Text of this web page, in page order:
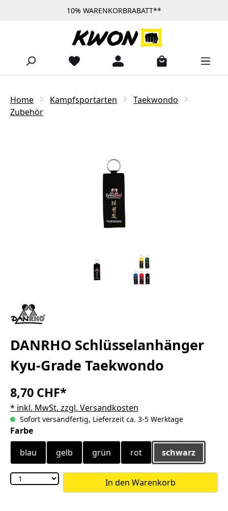
Zum Hauptinhalt springen10% WARENKORBRABATT**
Home Kampfsportarten
Taekwondo
Zubehör
DANRHO Schlüsselanhänger
Kyu-Grade Taekwondo
8,70 CHF*
* inkl. MwSt. zzgl. Versandkosten
Sofort versandfertig, Lieferzeit ca. 3-5 Werktage
Farbeauswählen
blau
gelb grün rot schwarz
In den Warenkorb